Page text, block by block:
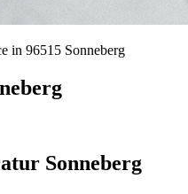
in 96515 Sonneberg
Sonneberg